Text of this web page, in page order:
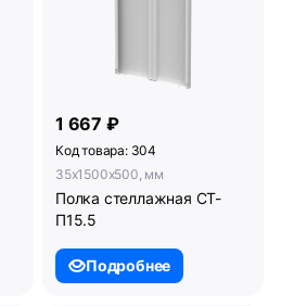
1 667 ₽
Код товара: 304
35x1500x500, мм
Полка стеллажная СТ-
П15.5
Подробнее